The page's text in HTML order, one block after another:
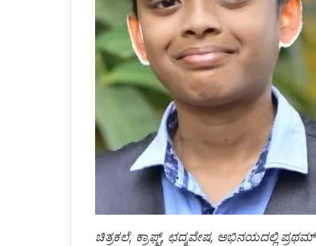
ಚಿತ್ರಕಲೆ, ಕ್ರಾಫ್ಟ್, ಛದ್ಮವೇಷ, ಅಭಿನಯದಲ್ಲಿ ಪ್ರಥಮ್